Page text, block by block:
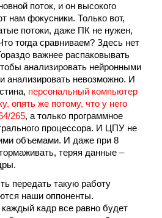
поток, и он высокого
нам фокусники. Только вот,
потоки, даже ПК не нужен,
тогда сравниваем? Здесь нет
важнее распаковывать
анализировать нейронными
анализировать невозможно. И
персональный компьютер
опять же потому, что у него
265, а только программное
процессора. И ЦПУ не
объемами. И даже при 8
теряя данные –
передать такую работу
наши оппоненты.
каждый кадр все равно будет